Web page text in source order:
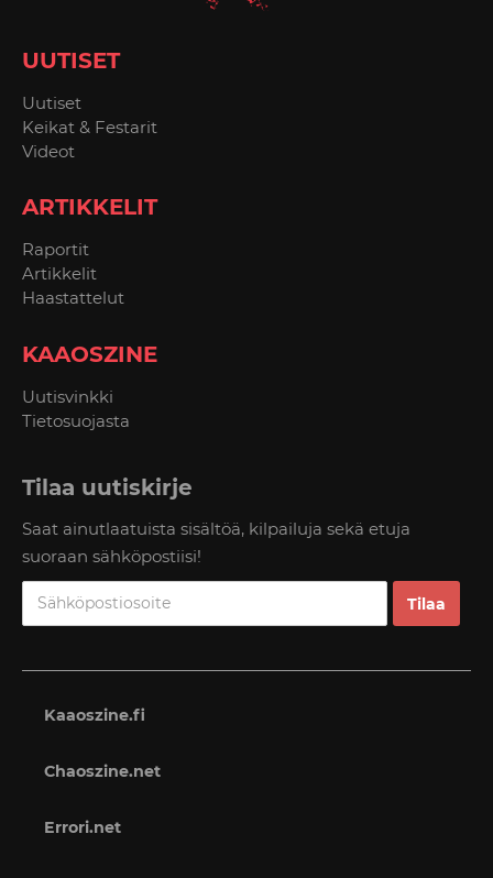
UUTISET
Uutiset
Keikat & Festarit
Videot
ARTIKKELIT
Raportit
Artikkelit
Haastattelut
KAAOSZINE
Uutisvinkki
Tietosuojasta
Tilaa uutiskirje
Saat ainutlaatuista sisältöä, kilpailuja sekä etuja
suoraan sähköpostiisi!
Kaaoszine.fi
Chaoszine.net
Errori.net